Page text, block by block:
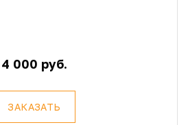
4 000 руб.
ЗАКАЗАТЬ